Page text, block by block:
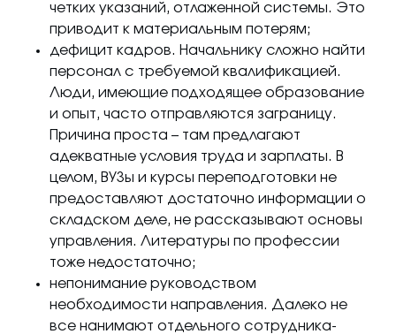
четких указаний, отлаженной системы. Это
приводит к материальным потерям;
дефицит кадров. Начальнику сложно найти
персонал с требуемой квалификацией.
Люди, имеющие подходящее образование
и опыт, часто отправляются заграницу.
Причина проста – там предлагают
адекватные условия труда и зарплаты. В
целом, ВУЗы и курсы переподготовки не
предоставляют достаточно информации о
складском деле, не рассказывают основы
управления. Литературы по профессии
тоже недостаточно;
непонимание руководством
необходимости направления. Далеко не
все нанимают отдельного сотрудника-